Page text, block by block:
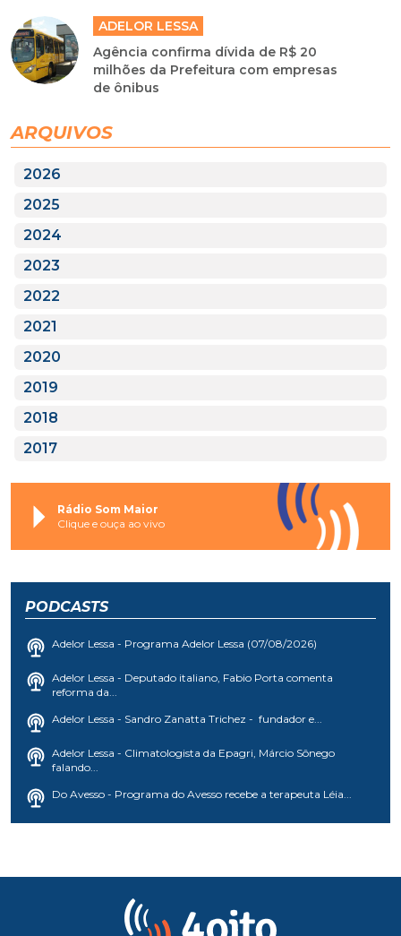
ADELOR LESSA
Agência confirma dívida de R$ 20
milhões da Prefeitura com empresas
de ônibus
ARQUIVOS
2026
2025
2024
2023
2022
2021
2020
2019
2018
2017
Rádio Som Maior
Clique e ouça ao vivo
PODCASTS
Adelor Lessa - Programa Adelor Lessa (07/08/2026)
Adelor Lessa - Deputado italiano, Fabio Porta comenta
reforma da...
Adelor Lessa - Sandro Zanatta Trichez - fundador e...
Adelor Lessa - Climatologista da Epagri, Márcio Sônego
falando...
Do Avesso - Programa do Avesso recebe a terapeuta Léia...